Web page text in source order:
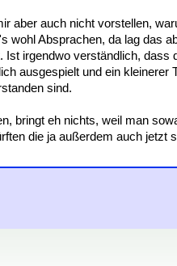
aber auch nicht vorstellen,
wohl Absprachen, da lag das
Ist irgendwo verständlich, dass
ausgespielt und ein
sind.
bringt eh nichts, weil man
die ja außerdem auch jetzt